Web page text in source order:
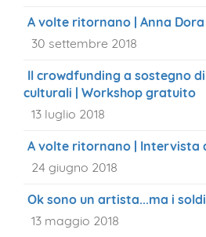
A volte ritornano | Anna
30 settembre 2018
Il crowdfunding a sostegno
culturali | Workshop gratuito
13 luglio 2018
A volte ritornano | Intervista
24 giugno 2018
Ok sono un artista...ma i
13 maggio 2018